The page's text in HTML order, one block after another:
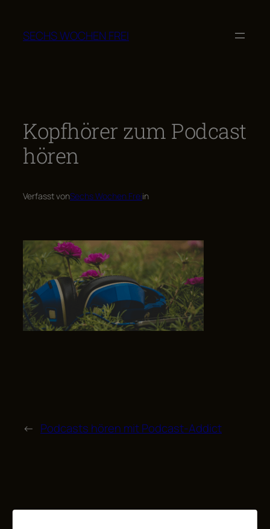
springen
SECHS WOCHEN FREI
Kopfhörer zum Podcast
hören
Verfasst vonSechs Wochen Freiin
← Podcasts hören mit Podcast-Addict